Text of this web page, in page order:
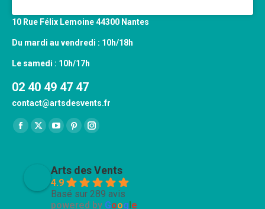
10 Rue Félix Lemoine 44300 Nantes
Du mardi au vendredi : 10h/18h
Le samedi : 10h/17h
02 40 49 47 47
contact@artsdesvents.fr
Trouvez nous sur :
Facebook
new
X
new
YouTube
in
new
Pinterest
in
new
Instagram
in
new
Arts des Vents
4.9
Basé sur 289 avis
powered by Google